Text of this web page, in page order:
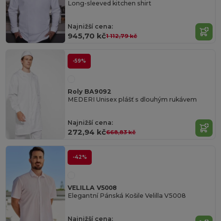
Long-sleeved kitchen shirt
Najnižší cena:
945,70 kč1 112,79 kč
-59%
Roly BA9092
MEDERI Unisex plášť s dlouhým rukávem
Najnižší cena:
272,94 kč668,83 kč
-42%
VELILLA V5008
Elegantní Pánská Košile Velilla V5008
Najnižší cena: